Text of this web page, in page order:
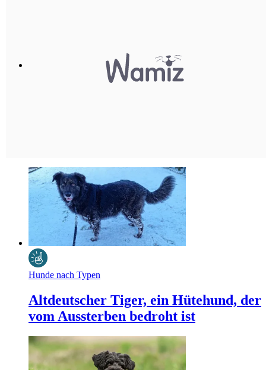
Hunde nach Typen
Altdeutscher Tiger, ein Hütehund, der
vom Aussterben bedroht ist